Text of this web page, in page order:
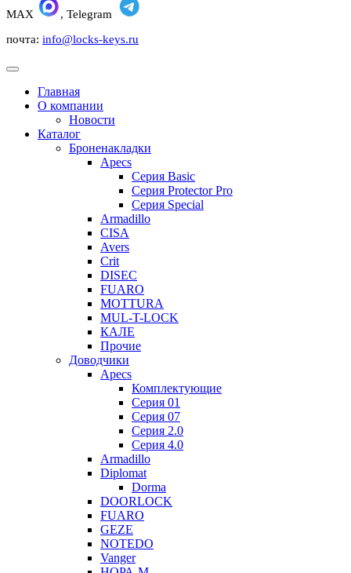
MAX
, Telegram
почта: info@locks-keys.ru
Главная
О компании
Новости
Каталог
Броненакладки
Apecs
Серия Basic
Серия Protector Pro
Серия Special
Armadillo
CISA
Avers
Crit
DISEC
FUARO
MOTTURA
MUL-T-LOCK
КАЛЕ
Прочие
Доводчики
Apecs
Комплектующие
Серия 01
Серия 07
Серия 2.0
Серия 4.0
Armadillo
Diplomat
Dorma
DOORLOCK
FUARO
GEZE
NOTEDO
Vanger